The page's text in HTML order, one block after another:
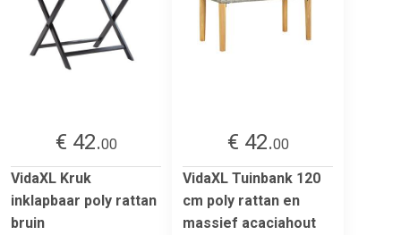
€ 42.00
VidaXL Kruk
inklapbaar poly rattan
bruin
€ 42.00
VidaXL Tuinbank 120
cm poly rattan en
massief acaciahout